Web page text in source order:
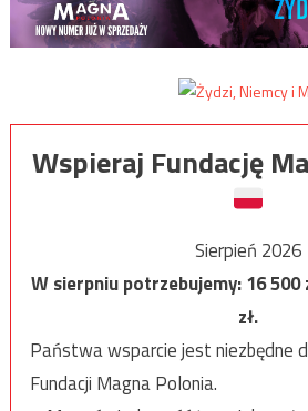
Wspieraj Fundację
Sierpień 2026
W sierpniu potrzebujemy:16 500
zł.
Państwa wsparcie jest niezbędne
Fundacji Magna Polonia.